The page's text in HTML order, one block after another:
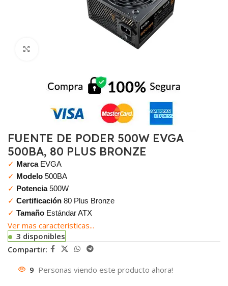
FUENTE DE PODER 500W EVGA
500BA, 80 PLUS BRONZE
✓ MarcaEVGA
✓ Modelo 500BA
✓ Potencia500W
✓ Certificación 80 Plus Bronze
✓ Tamaño Estándar ATX
Ver mas caracteristicas...
3 disponibles
Compartir:
9 Personas viendo este producto ahora!